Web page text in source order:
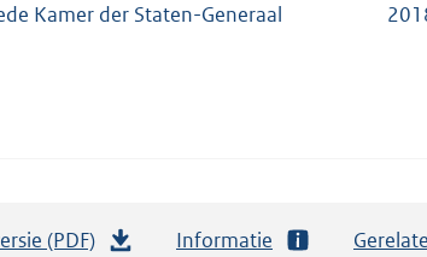
Kamer der Staten-Generaal
(PDF) Informatie